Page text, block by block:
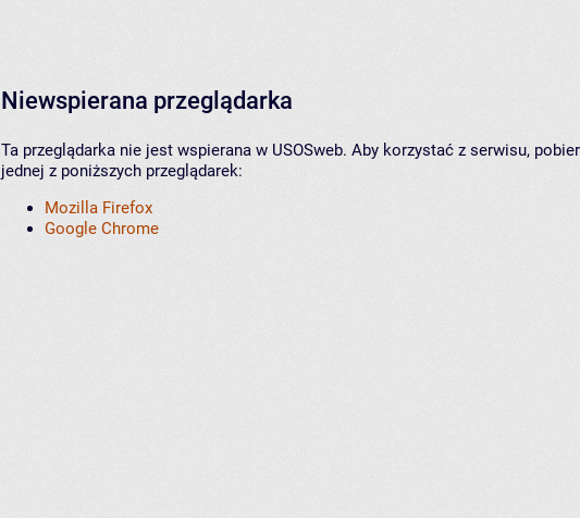
Niewspierana przeglądarka
Ta przeglądarka nie jest wspierana w USOSweb. Aby korzystać z serwisu,
jednej z poniższych przeglądarek:
Mozilla Firefox
Google Chrome